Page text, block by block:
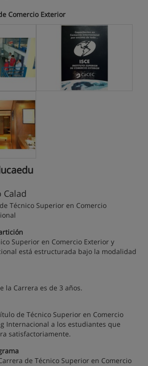
Comercio Exterior
Calad
Técnico Superior en Comercio
Superior en Comercio Exterior y
está estructurada bajo la modalidad
la Carrera es de 3 años.
de Técnico Superior en Comercio
Internacional a los estudiantes que
satisfactoriamente.
de Técnico Superior en Comercio